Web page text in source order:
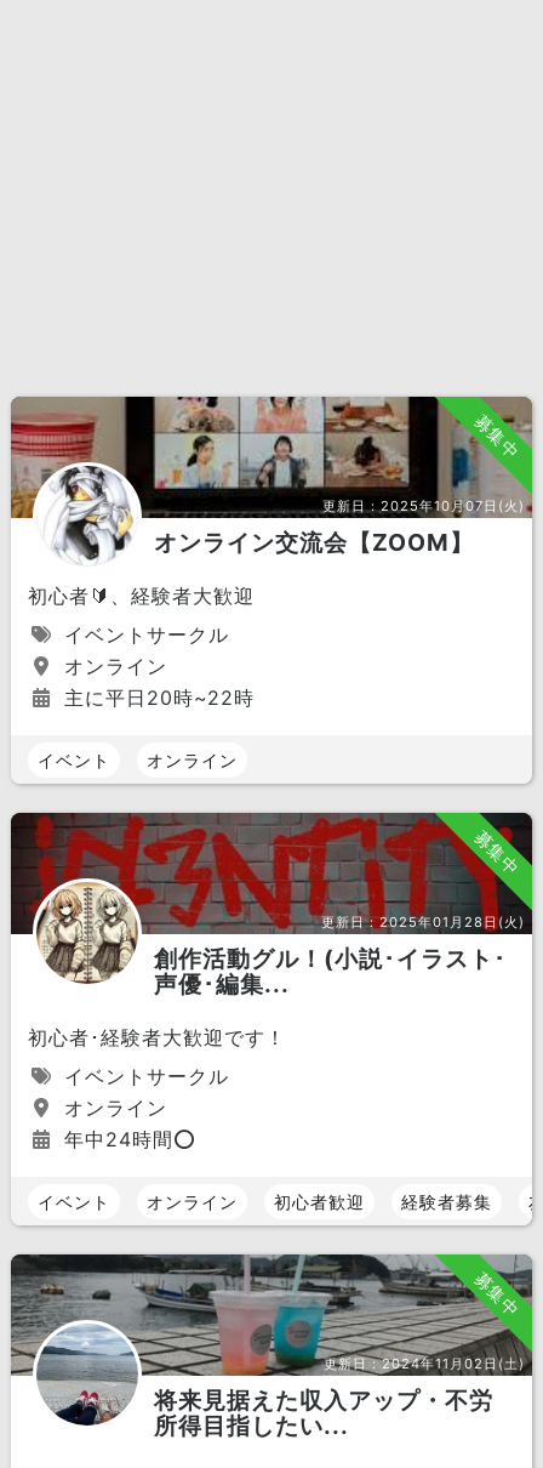
募集中
更新日：2025年10月07日(火)
オンライン交流会【ZOOM】
初心者🔰、経験者大歓迎
イベントサークル
オンライン
主に平日20時~22時
イベント オンライン
募集中
更新日：2025年01月28日(火)
創作活動グル！(小説･イラスト･
声優･編集...
初心者･経験者大歓迎です！
イベントサークル
オンライン
年中24時間⭕️
イベント オンライン 初心者歓迎 経験者募集
募集中
更新日：2024年11月02日(土)
将来見据えた収入アップ・不労
所得目指したい...